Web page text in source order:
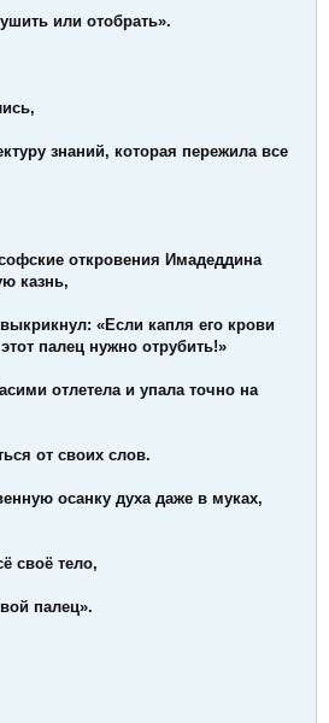
или отобрать».
знаний, которая пережила все
откровения Имадеддина
казнь,
«Если капля его крови
палец нужно отрубить!»
отлетела и упала точно на
от своих слов.
осанку духа даже в муках,
своё тело,
палец».